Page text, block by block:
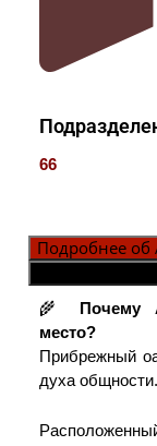
66
Подробнее об
🌾 Почему
место?
Прибрежный
духа общности.